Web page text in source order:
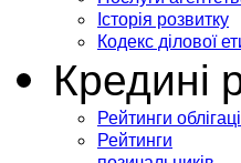
Історія розвитку
Кодекс ділової
Кредині
Рейтинги
Рейтинги